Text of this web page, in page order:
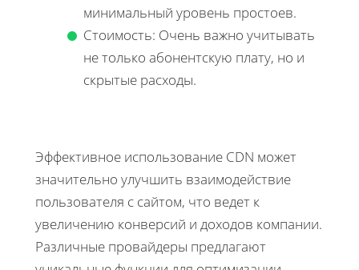
минимальный уровень простоев.
Стоимость: Очень важно учитывать
не только абонентскую плату, но и
скрытые расходы.
Эффективное использование CDN может
значительно улучшить взаимодействие
пользователя с сайтом, что ведет к
увеличению конверсий и доходов компании.
Различные провайдеры предлагают